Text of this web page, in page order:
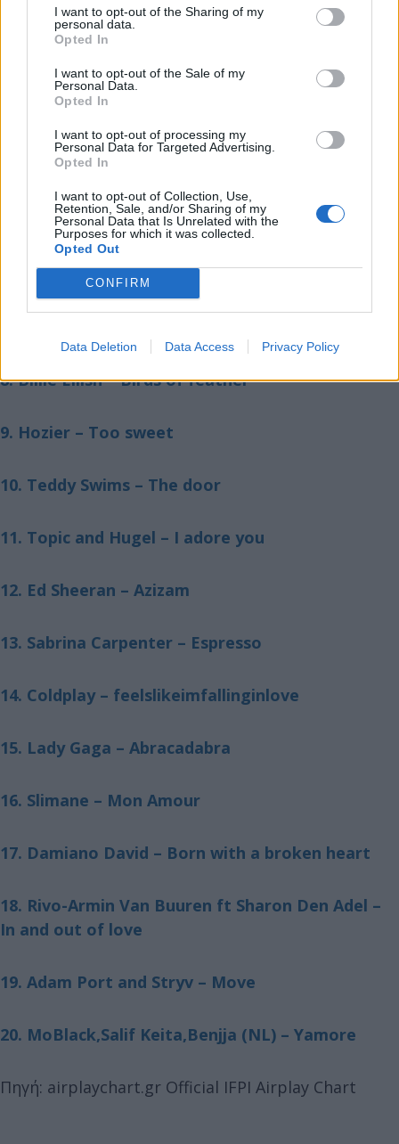
I want to opt-out of the Sharing of my
personal data.
Opted In
I want to opt-out of the Sale of my
Personal Data.
Opted In
I want to opt-out of processing my
Personal Data for Targeted Advertising.
Opted In
I want to opt-out of Collection, Use,
Retention, Sale, and/or Sharing of my
Personal Data that Is Unrelated with the
Purposes for which it was collected.
Opted Out
CONFIRM
Data Deletion Data Access Privacy Policy
1. Lady Gaga, Bruno Mars – Die with a smile
2. Doechii – Anxiety
4. Lola Young – Messy
5. Rose and Bruno Mars – APT
6. Benson Boone- Beautiful things
8. Billie Eilish – Birds of feather
9. Hozier – Too sweet
10. Teddy Swims – The door
11. Topic and Hugel – I adore you
12. Ed Sheeran – Azizam
13. Sabrina Carpenter – Espresso
14. Coldplay – feelslikeimfallinginlove
15. Lady Gaga – Abracadabra
16. Slimane – Mon Amour
17. Damiano David – Born with a broken heart
18. Rivo-Armin Van Buuren ft Sharon Den Adel –
In and out of love
19. Adam Port and Stryv – Move
20. MoBlack,Salif Keita,Benjja (NL) – Yamore
Πηγή: airplaychart.gr Official IFPI Airplay Chart